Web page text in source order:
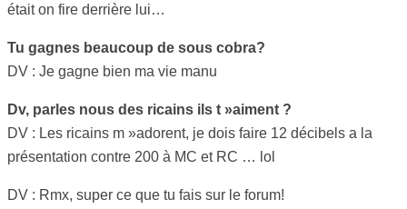
était on fire derrière lui…
Tu gagnes beaucoup de sous cobra?
DV : Je gagne bien ma vie manu
Dv, parles nous des ricains ils t »aiment ?
DV : Les ricains m »adorent, je dois faire 12 décibels a la
présentation contre 200 à MC et RC … lol
DV : Rmx, super ce que tu fais sur le forum!